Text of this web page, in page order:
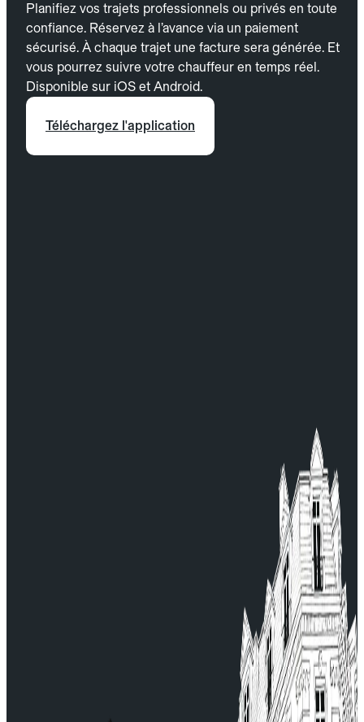
Planifiez vos trajets professionnels ou privés en toute
confiance. Réservez à l’avance via un paiement
sécurisé. À chaque trajet une facture sera générée. Et
vous pourrez suivre votre chauffeur en temps réel.
Disponible sur iOS et Android.
Téléchargez l'application